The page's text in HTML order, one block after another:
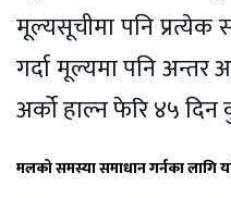
मूल्यसूचीमा पनि
गर्दा मूल्यमा पनि अन्तर
अर्को हाल्न फेरि ४५ दिन
मलको समस्या समाधान गर्नका लागि